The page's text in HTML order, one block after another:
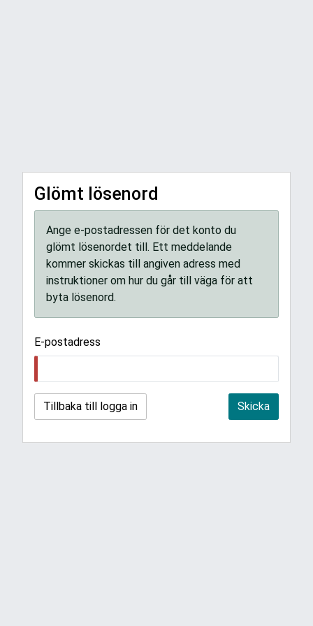
Glömt lösenord
Ange e-postadressen för det konto du
glömt lösenordet till. Ett meddelande
kommer skickas till angiven adress med
instruktioner om hur du går till väga för att
byta lösenord.
E-postadress
Tillbaka till logga in Skicka